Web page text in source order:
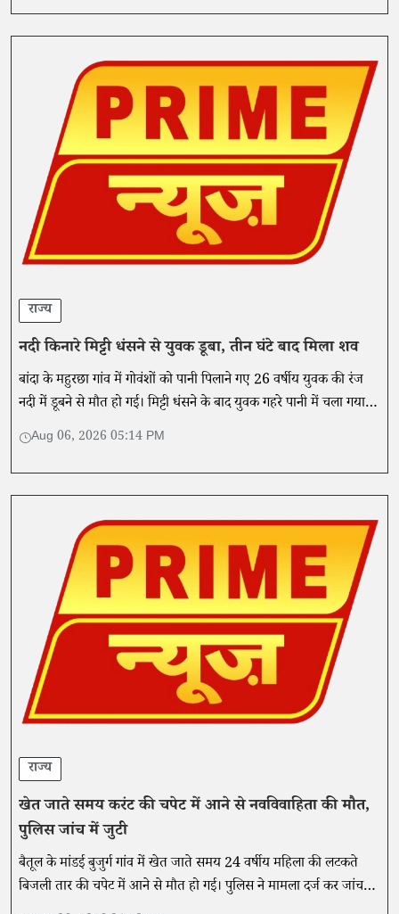
राज्य
नदी किनारे मिट्टी धंसने से युवक डूबा, तीन घंटे बाद मिला शव
बांदा के महुरछा गांव में गोवंशों को पानी पिलाने गए 26 वर्षीय युवक की रंज
नदी में डूबने से मौत हो गई। मिट्टी धंसने के बाद युवक गहरे पानी में चला गया
था।Aug 06, 2026 05:14 PM
राज्य
खेत जाते समय करंट की चपेट में आने से नवविवाहिता की मौत,
पुलिस जांच में जुटी
बैतूल के मांडई बुजुर्ग गांव में खेत जाते समय 24 वर्षीय महिला की लटकते
बिजली तार की चपेट में आने से मौत हो गई। पुलिस ने मामला दर्ज कर जांच